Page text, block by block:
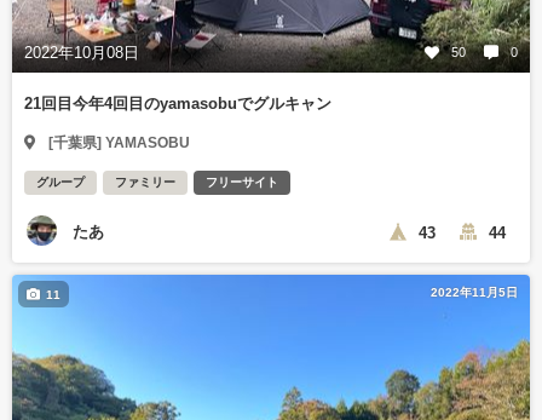
2022年10月08日 50 0
21回目今年4回目のyamasobuでグルキャン
[千葉県] YAMASOBU
グループ ファミリー フリーサイト
たあ 43 44
2022年11月5日
11